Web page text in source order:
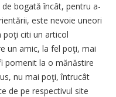
bogată încât, pentru a-
este nevoie uneori
poţi citi un articol
un amic, la fel poţi, mai
pomenit la o mănăstire
nu mai poţi, întrucât
de pe respectivul site